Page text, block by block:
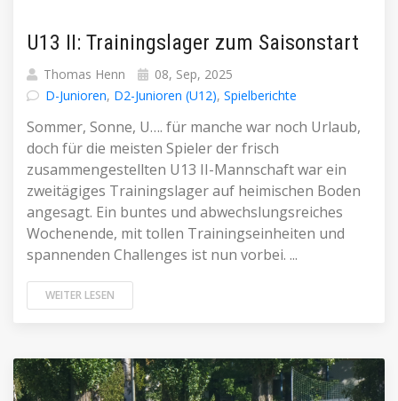
U13 II: Trainingslager zum Saisonstart
Thomas Henn
08, Sep, 2025
D-Junioren, D2-Junioren (U12), Spielberichte
Sommer, Sonne, U…. für manche war noch Urlaub,
doch für die meisten Spieler der frisch
zusammengestellten U13 II-Mannschaft war ein
zweitägiges Trainingslager auf heimischen Boden
angesagt. Ein buntes und abwechslungsreiches
Wochenende, mit tollen Trainingseinheiten und
spannenden Challenges ist nun vorbei. ...
WEITER LESEN